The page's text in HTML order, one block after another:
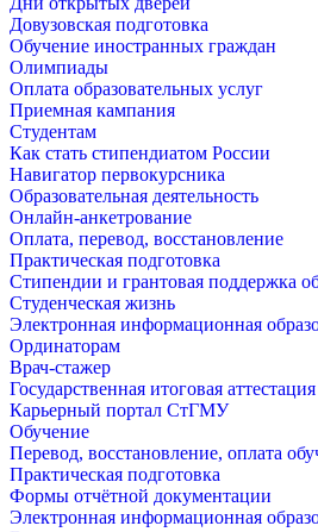
Довузовская подготовка
Обучение иностранных граждан
Олимпиады
Оплата образовательных услуг
Приемная кампания
Студентам
Как стать стипендиатом России
Навигатор первокурсника
Образовательная деятельность
Онлайн-анкетрование
Оплата, перевод, восстановление
Практическая подготовка
Стипендии и грантовая поддержка
Студенческая жизнь
Электронная информационная
Ординаторам
Врач-стажер
Государственная итоговая аттестация
Карьерный портал СтГМУ
Обучение
Перевод, восстановление, оплата
Практическая подготовка
Формы отчётной документации
Электронная информационная